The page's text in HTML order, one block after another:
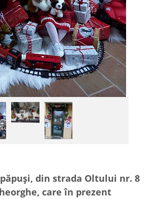
din strada Oltului nr. 8
care în prezent